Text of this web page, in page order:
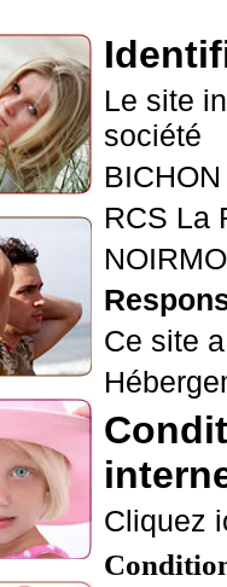
Le site
société
RCS La
Ce site
Cliquez